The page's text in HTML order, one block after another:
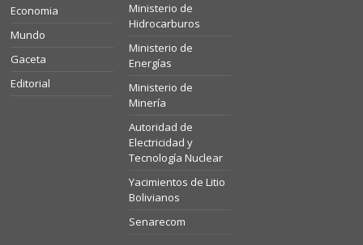
Economia
Mundo
Gaceta
Editorial
Ministerio de
Hidrocarburos
Ministerio de
Energías
Ministerio de
Minería
Autoridad de
Electricidad y
Tecnología Nuclear
Yacimientos de Litio
Bolivianos
Senarecom